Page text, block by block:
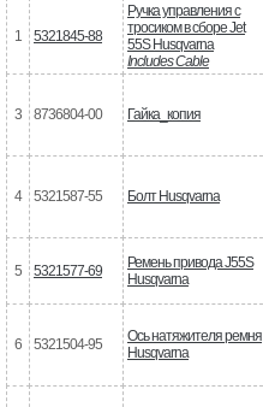
1 5321845-88
Ручка управления с
тросиком в сборе Jet
55S Husqvarna
Includes Cable
3 8736804-00 Гайка_копия
4 5321587-55 Болт Husqvarna
5 5321577-69
Ремень привода J55S
Husqvarna
6 5321504-95
Ось натяжителя ремня
Husqvarna